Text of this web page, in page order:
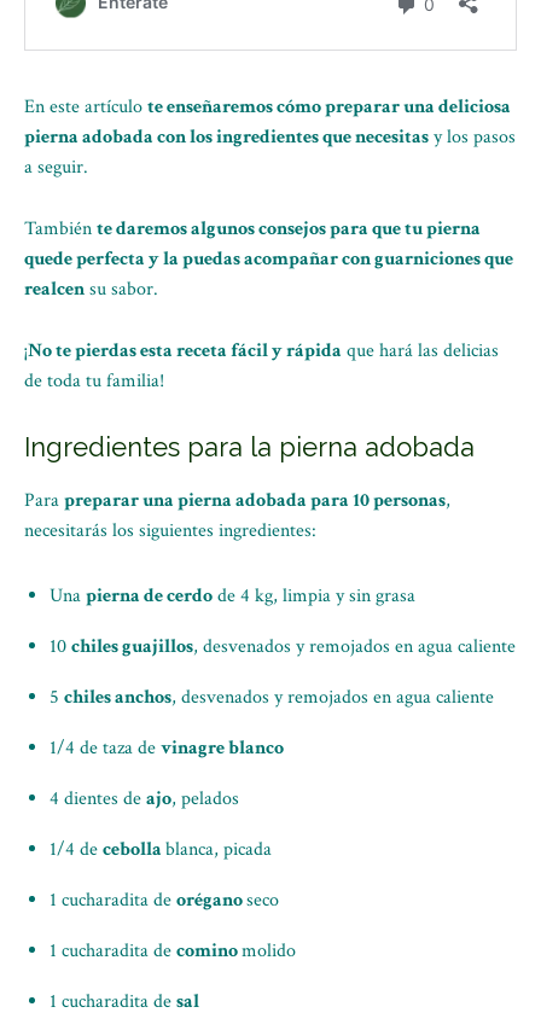
En este artículote enseñaremos cómo preparar una deliciosa
pierna adobada con los ingredientes que necesitasy los pasos
a seguir.
Tambiénte daremos algunos consejos para que tu pierna
quede perfecta y la puedas acompañar con guarniciones que
realcensu sabor.
¡No te pierdas esta receta fácil y rápida que hará las delicias
de toda tu familia!
Ingredientes para la pierna adobada
Parapreparar una pierna adobada para 10 personas,
necesitarás los siguientes ingredientes:
Unapierna de cerdode 4 kg, limpia y sin grasa
10chiles guajillos, desvenados y remojados en agua caliente
5 chiles anchos, desvenados y remojados en agua caliente
1/4 de taza devinagre blanco
4 dientes deajo, pelados
1/4 decebollablanca, picada
1 cucharadita deoréganoseco
1 cucharadita decominomolido
1 cucharadita desal